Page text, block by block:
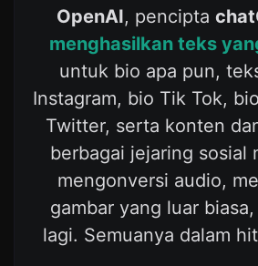
OpenAI, pencipta
menghasilkan teks
untuk bio apa pun,
Instagram, bio Tik Tok,
Twitter, serta konten
berbagai jejaring sosial
mengonversi audio,
gambar yang luar
lagi. Semuanya dalam